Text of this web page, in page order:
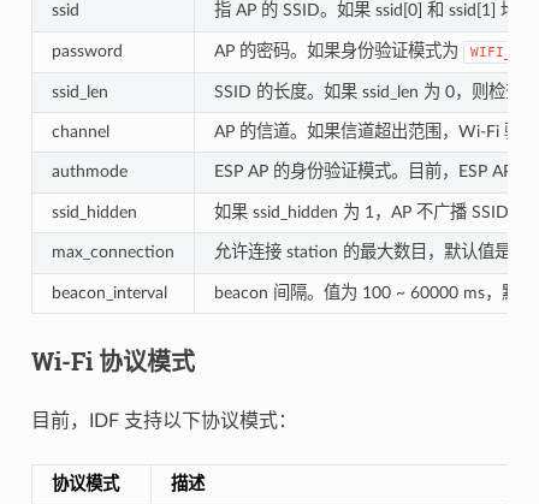
ssid 指 AP 的 SSID。如果 ssid[0] 和 ssid[1] 均
password AP 的密码。如果身份验证模式为
ssid_len SSID 的长度。如果 ssid_len 为 0，则检查
channel AP 的信道。如果信道超出范围，Wi-Fi 驱
authmode ESP AP 的身份验证模式。目前，ESP AP
ssid_hidden 如果 ssid_hidden 为 1，AP 不广播 SSID。
max_connection 允许连接 station 的最大数目，默认值是 2
beacon_interval beacon 间隔。值为 100 ~ 60000 ms，默
Wi-Fi 协议模式
目前，IDF 支持以下协议模式：
协议模式 描述